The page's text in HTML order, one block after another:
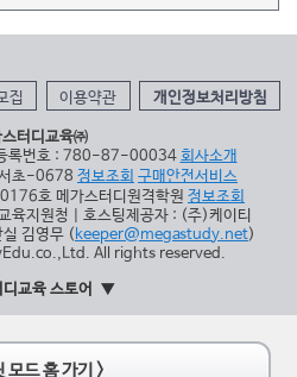
집 이용약관 개인정보처리방침
스터디교육㈜
록번호 : 780-87-00034 회사소개
초-0678 정보조회 구매안전서비스
호 메가스터디원격학원 정보조회
육지원청 | 호스팅제공자 : (주)케이티
김영무 (keeper@megastudy.net)
All rights reserved.
교육 스토어
모드 홈 가기 >